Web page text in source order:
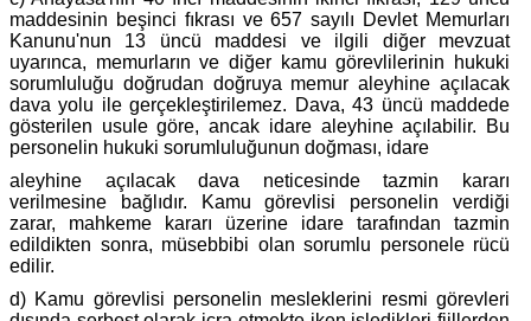
maddesinin beşinci fıkrası ve 657 sayılı Devlet Memurları
Kanunu'nun 13 üncü maddesi ve ilgili diğer mevzuat
uyarınca, memurların ve diğer kamu görevlilerinin hukuki
sorumluluğu doğrudan doğruya memur aleyhine açılacak
dava yolu ile gerçekleştirilemez. Dava, 43 üncü maddede
gösterilen usule göre, ancak idare aleyhine açılabilir. Bu
personelin hukuki sorumluluğunun doğması, idare
aleyhine açılacak dava neticesinde tazmin kararı
verilmesine bağlıdır. Kamu görevlisi personelin verdiği
zarar, mahkeme kararı üzerine idare tarafından tazmin
edildikten sonra, müsebbibi olan sorumlu personele rücü
edilir.
d) Kamu görevlisi personelin mesleklerini resmi görevleri